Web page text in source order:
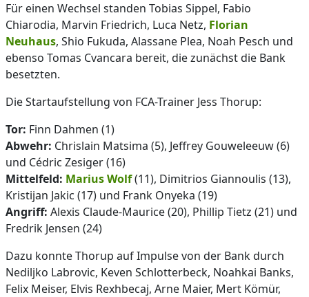
Für einen Wechsel standen Tobias Sippel, Fabio
Chiarodia, Marvin Friedrich, Luca Netz, Florian
Neuhaus, Shio Fukuda, Alassane Plea, Noah Pesch und
ebenso Tomas Cvancara bereit, die zunächst die Bank
besetzten.
Die Startaufstellung von FCA-Trainer Jess Thorup:
Tor: Finn Dahmen (1)
Abwehr: Chrislain Matsima (5), Jeffrey Gouweleeuw (6)
und Cédric Zesiger (16)
Mittelfeld: Marius Wolf(11), Dimitrios Giannoulis (13),
Kristijan Jakic (17) und Frank Onyeka (19)
Angriff: Alexis Claude-Maurice (20), Phillip Tietz (21) und
Fredrik Jensen (24)
Dazu konnte Thorup auf Impulse von der Bank durch
Nediljko Labrovic, Keven Schlotterbeck, Noahkai Banks,
Felix Meiser, Elvis Rexhbecaj, Arne Maier, Mert Kömür,